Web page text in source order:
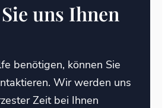
uns Ihnen
benötigen, können Sie
Wir werden uns
Zeit bei Ihnen